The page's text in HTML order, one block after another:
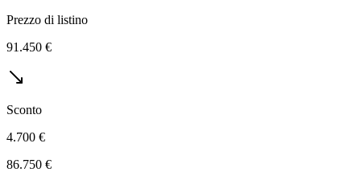
Prezzo di listino
91.450 €
Sconto
4.700 €
86.750 €